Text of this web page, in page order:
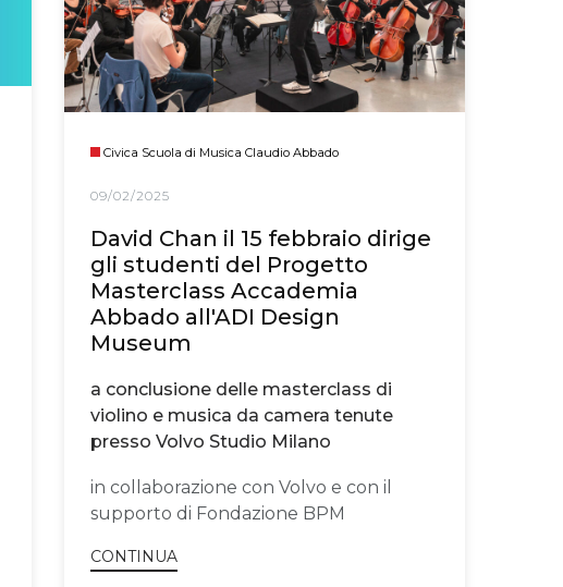
Civica Scuola di Musica Claudio Abbado
09/02/2025
David Chan il 15 febbraio dirige
gli studenti del Progetto
Masterclass Accademia
Abbado all'ADI Design
Museum
a conclusione delle masterclass di
violino e musica da camera tenute
presso Volvo Studio Milano
in collaborazione con Volvo e con il
supporto di Fondazione BPM
CONTINUA